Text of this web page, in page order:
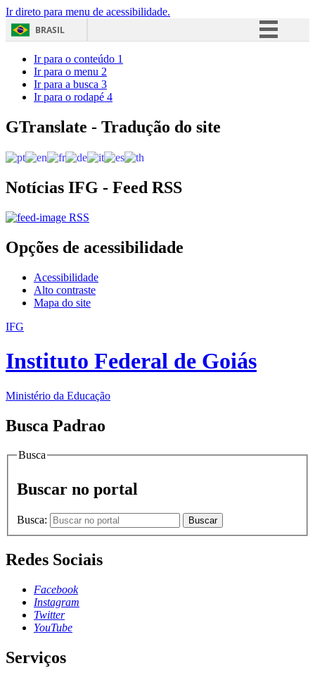
Ir direto para menu de acessibilidade.
BRASIL
Acesso à informação
Ir para o conteúdo 1
Ir para o menu 2
Ir para a busca 3
Ir para o rodapé 4
GTranslate - Tradução do site
Notícias IFG - Feed RSS
RSS
Opções de acessibilidade
Acessibilidade
Alto contraste
Mapa do site
IFG
Instituto Federal de Goiás
Ministério da Educação
Busca Padrao
Busca
Buscar no portal
Busca: Buscar
Redes Sociais
Facebook
Instagram
Twitter
YouTube
Serviços